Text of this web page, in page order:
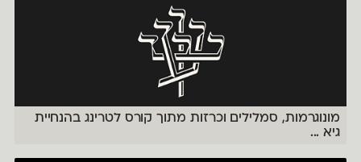
מונוגרמות, סמלילים וכרזות מתוך קורס לטרינג בהנחיית
גיא...